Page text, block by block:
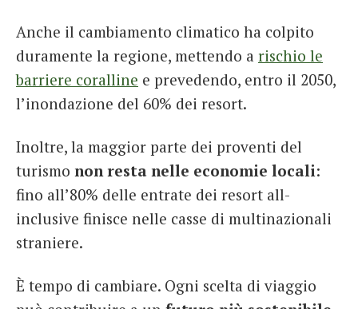
Anche il cambiamento climatico ha colpito
duramente la regione, mettendo a rischio le
barriere coralline e prevedendo, entro il 2050,
l’inondazione del 60% dei resort.
Inoltre, la maggior parte dei proventi del
turismo non resta nelle economie locali:
fino all’80% delle entrate dei resort all-
inclusive finisce nelle casse di multinazionali
straniere.
È tempo di cambiare. Ogni scelta di viaggio